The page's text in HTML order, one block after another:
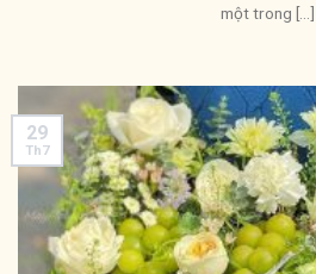
một trong [...]
29
Th7